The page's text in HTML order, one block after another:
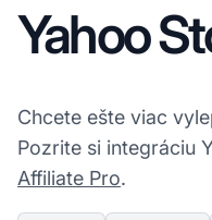
Yahoo
Chcete ešte viac
Pozrite si integráciu
Affiliate Pro.